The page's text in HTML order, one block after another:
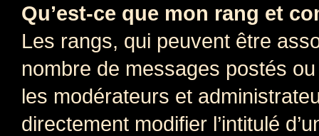
Qu’est-ce que mon rang et
Les rangs, qui peuvent être
nombre de messages postés
les modérateurs et
directement modifier l’intitulé